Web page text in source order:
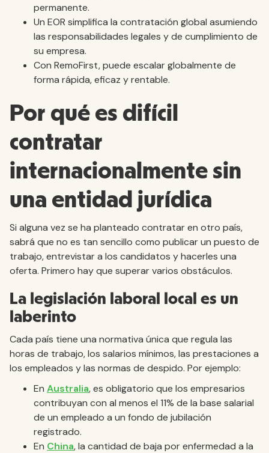
permanente.
Un EOR simplifica la contratación global asumiendo
las responsabilidades legales y de cumplimiento de
su empresa.
Con RemoFirst, puede escalar globalmente de
forma rápida, eficaz y rentable.
Por qué es difícil
contratar
internacionalmente sin
una entidad jurídica
Si alguna vez se ha planteado contratar en otro país,
sabrá que no es tan sencillo como publicar un puesto de
trabajo, entrevistar a los candidatos y hacerles una
oferta. Primero hay que superar varios obstáculos.
La legislación laboral local es un
laberinto
Cada país tiene una normativa única que regula las
horas de trabajo, los salarios mínimos, las prestaciones a
los empleados y las normas de despido. Por ejemplo:
En Australia, es obligatorio que los empresarios
contribuyan con al menos el 11% de la base salarial
de un empleado a un fondo de jubilación
registrado.
En China, la cantidad de baja por enfermedad a la